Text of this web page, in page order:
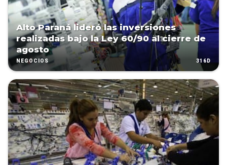
Alto Paraná lideró las inversiones
realizadas bajo la Ley 60/90 al cierre de
agosto
NEGOCIOS 316D